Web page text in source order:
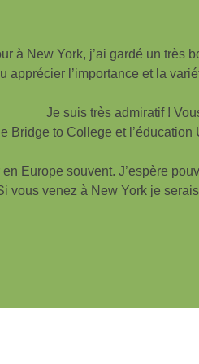
à New York, j’ai gardé un très
apprécier l’importance et la
Je suis très admiratif !
Bridge to College et
Europe souvent. J’espère
vous venez à New York je